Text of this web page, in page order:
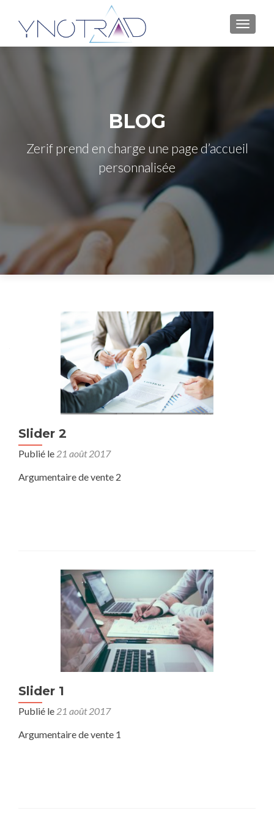
BLOG
Zerif prend en charge une page d’accueil
personnalisée
Slider 2
Publié le 21 août 2017
Argumentaire de vente 2
Slider 1
Publié le 21 août 2017
Argumentaire de vente 1